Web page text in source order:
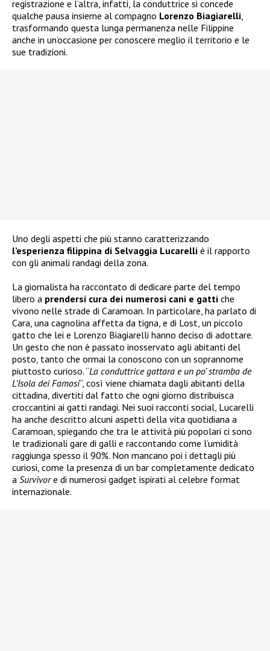
registrazione e l’altra, infatti, la conduttrice si concede
qualche pausa insieme al compagno Lorenzo Biagiarelli,
trasformando questa lunga permanenza nelle Filippine
anche in un’occasione per conoscere meglio il territorio e le
sue tradizioni.
Uno degli aspetti che più stanno caratterizzando
l’esperienza filippina di Selvaggia Lucarelli è il rapporto
con gli animali randagi della zona.
La giornalista ha raccontato di dedicare parte del tempo
libero a prendersi cura dei numerosi cani e gatti che
vivono nelle strade di Caramoan. In particolare, ha parlato di
Cara, una cagnolina affetta da tigna, e di Lost, un piccolo
gatto che lei e Lorenzo Biagiarelli hanno deciso di adottare.
Un gesto che non è passato inosservato agli abitanti del
posto, tanto che ormai la conoscono con un soprannome
piuttosto curioso. “La conduttrice gattara e un po’ stramba de
L’Isola dei Famosi“, così viene chiamata dagli abitanti della
cittadina, divertiti dal fatto che ogni giorno distribuisca
croccantini ai gatti randagi. Nei suoi racconti social, Lucarelli
ha anche descritto alcuni aspetti della vita quotidiana a
Caramoan, spiegando che tra le attività più popolari ci sono
le tradizionali gare di galli e raccontando come l’umidità
raggiunga spesso il 90%. Non mancano poi i dettagli più
curiosi, come la presenza di un bar completamente dedicato
a Survivore di numerosi gadget ispirati al celebre format
internazionale.